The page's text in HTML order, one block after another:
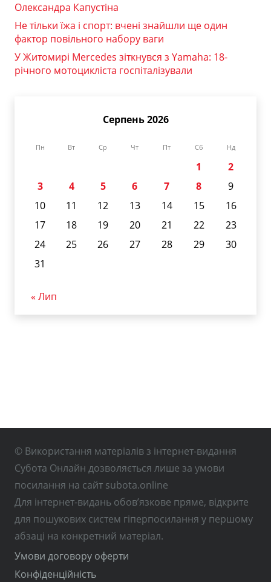
Олександра Капустіна
Не тільки їжа і спорт: вчені знайшли ще один
фактор повільного набору ваги
У Житомирі Mercedes зіткнувся з Yamaha: 18-
річного мотоцикліста госпіталізували
Серпень 2026
Пн Вт Ср Чт Пт Сб Нд
1
2
3
4 5 6 7 8
9
10
11 12 13 14 15
16
17
18 19 20 21 22
23
24
25 26 27 28 29
30
31
« Лип
© Використання матеріалів з інтернет-видання
Субота Онлайн дозволяється лише за умови
посилання на сайт subota.online
Для інтернет-видань обов’язкове пряме, відкрите
для пошукових систем гіперпосилання у першому
абзаці на конкретний матеріал.
Умови договору оферти
Конфіденційність